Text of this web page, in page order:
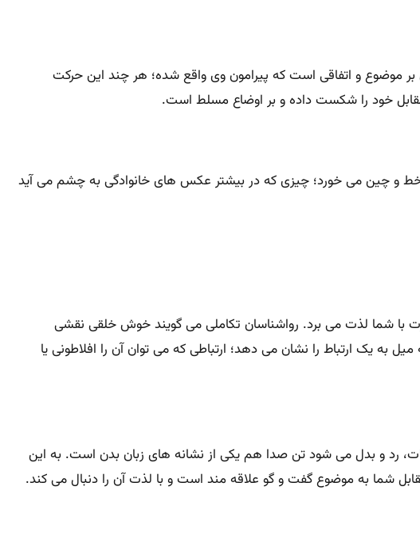
و اتفاقی است که پیرامون وی واقع شده؛ هر چند این حرکت
خود را شکست داده و بر اوضاع مسلط است.
خط و چین می خورد؛ چیزی که در بیشتر عکس های خانوادگی به چشم می آید
با شما لذت می برد. رواشناسان تکاملی می گویند خوش خلقی نقشی
یک ارتباط را نشان می دهد؛ ارتباطی که می توان آن را افلاطونی یا
رد و بدل می شود تن صدا هم یکی از نشانه های زبان بدن است. به این
شما به موضوع گفت و گو علاقه مند است و با لذت آن را دنبال می کند.